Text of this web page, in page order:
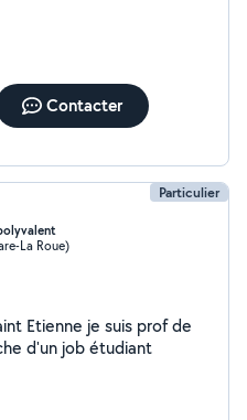
Contacter
Particulier
La Roue)
Etienne je suis prof de
d'un job étudiant